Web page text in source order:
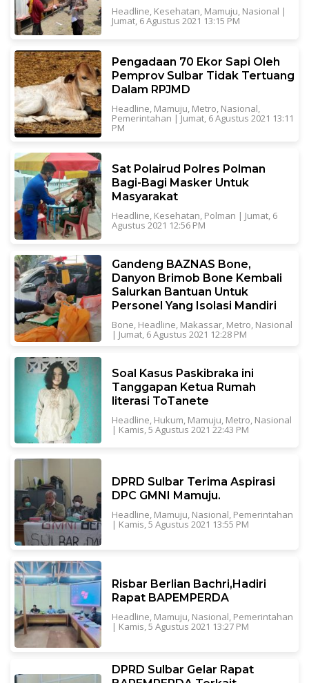
Headline, Kesehatan, Mamuju, Nasional |
Jumat, 6 Agustus 2021 13:15 PM
Pengadaan 70 Ekor Sapi Oleh
Pemprov Sulbar Tidak Tertuang
Dalam RPJMD
Headline, Mamuju, Metro, Nasional,
Pemerintahan |Jumat, 6 Agustus 2021 13:11
PM
Sat Polairud Polres Polman
Bagi-Bagi Masker Untuk
Masyarakat
Headline, Kesehatan, Polman | Jumat, 6
Agustus 2021 12:56 PM
Gandeng BAZNAS Bone,
Danyon Brimob Bone Kembali
Salurkan Bantuan Untuk
Personel Yang Isolasi Mandiri
Bone, Headline, Makassar, Metro, Nasional
| Jumat, 6 Agustus 2021 12:28 PM
Soal Kasus Paskibraka ini
Tanggapan Ketua Rumah
literasi ToTanete
Headline Hukum Mamuju Metro Nasional
| Kamis, 5 Agustus 2021 22:43 PM
DPRD Sulbar Terima Aspirasi
DPC GMNI Mamuju.
Headline, Mamuju, Nasional, Pemerintahan
| Kamis, 5 Agustus 2021 13:55 PM
Risbar Berlian Bachri,Hadiri
Rapat BAPEMPERDA
Headline, Mamuju, Nasional, Pemerintahan
| Kamis, 5 Agustus 2021 13:27 PM
DPRD Sulbar Gelar Rapat